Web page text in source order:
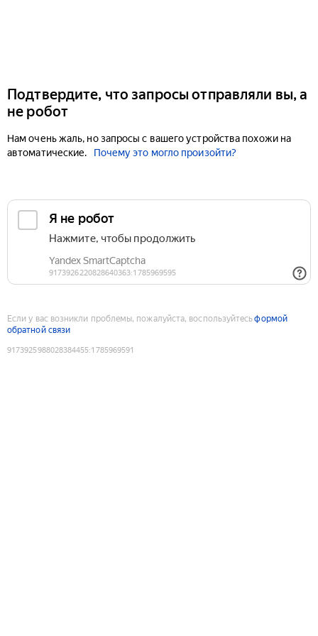
Подтвердите, что запросы отправляли вы, а
не робот
Нам очень жаль, но запросы с вашего устройства похожи на
автоматические.
Почему это могло произойти?
Если у вас возникли проблемы, пожалуйста, воспользуйтесьформой
обратной связи
9173925988028384455:1785969591